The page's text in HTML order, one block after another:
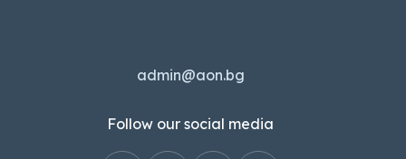
admin@aon.bg
Follow our social media